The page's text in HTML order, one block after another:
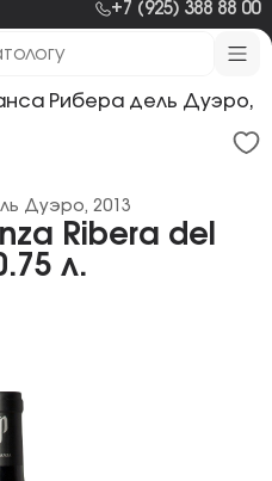
+7 (925) 388 88 00
Рибера дель Дуэро,
Ribera del
л.
Дуэро, 2013